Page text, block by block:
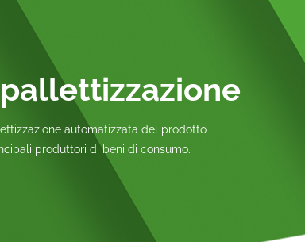
automatizzata del prodotto
produttori di beni di consumo.